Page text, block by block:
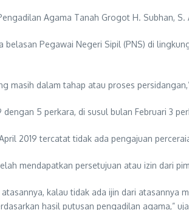
Agama Tanah Grogot H. Subhan, S.
belasan Pegawai Negeri Sipil (PNS) di
masih dalam tahap atau proses
5 perkara, di susul bulan Februari 3
2019 tercatat tidak ada pengajuan
mendapatkan persetujuan atau izin dari
kalau tidak ada ijin dari atasannya
hasil putusan pengadilan agama,”